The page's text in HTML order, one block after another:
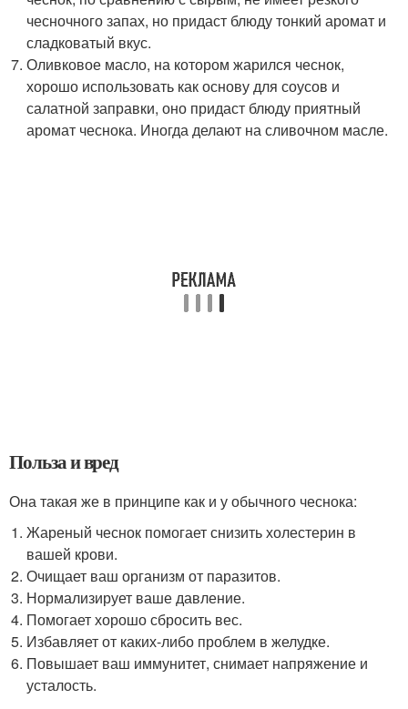
чесночного запах, но придаст блюду тонкий аромат и
сладковатый вкус.
Оливковое масло, на котором жарился чеснок,
хорошо использовать как основу для соусов и
салатной заправки, оно придаст блюду приятный
аромат чеснока. Иногда делают на сливочном масле.
Польза и вред
Она такая же в принципе как и у обычного чеснока:
Жареный чеснок помогает снизить холестерин в
вашей крови.
Очищает ваш организм от паразитов.
Нормализирует ваше давление.
Помогает хорошо сбросить вес.
Избавляет от каких-либо проблем в желудке.
Повышает ваш иммунитет, снимает напряжение и
усталость.